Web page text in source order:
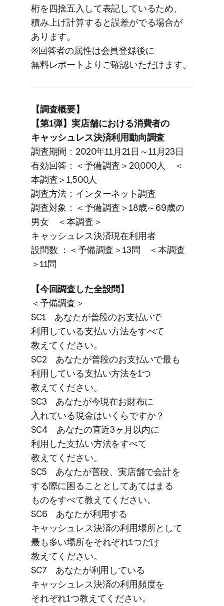
桁を​四捨五入して​表記している​ため、​
積み上げ計算すると​誤差がでる​場合が​
あります。
※回答者の​属性は​会員登録後に​
無料レポートより​ご確認いただけます。
【調査概要】
【第1弾】実店舗に​おける​消費者の​
キャッシュレス決済利用動向調査
調査期間：2020年11月21日～11月23日
有効回答：＜予備調査＞20,000人 ＜
本調査＞1,500人
調査方​法：インターネット調査
調査対象：＜予備調査＞18歳～69歳の​
男女 ＜本調査＞
キャッシュレス決済現在利用者
設問数 ：＜予備調査＞13問 ＜本調査
＞11問
【今回調査した​全設​問】
＜予備調査＞
SC1 あなたが​普段の​お支払いで​
利用している​支払い方​法を​すべて​
教えてください。
SC2 あなたが​普段の​お支払いで​最も​
利用している​支払い方​法を​1つ​
教えてください。
SC3 あなたが​今現在お財布に​
入れている​現金は​いくらですか？
SC4 あなたの​直近3ヶ月以内に​
利用した​支払い方​法を​すべて​
教えてください。
SC5 あなたが​普段、​実店舗で​会計を​
する​際に​困る​こととして​あては​まる​
ものを​すべて​教えてください。
SC6 あなたが​利用する​
キャッシュレス決済の​利用場所と​して​
最も​多い​場所を​それぞれ1つだけ​
教えてください。
SC7 あなたが​利用している​
キャッシュレス決済の​利用頻度を​
それぞれ1つ​教えてください。